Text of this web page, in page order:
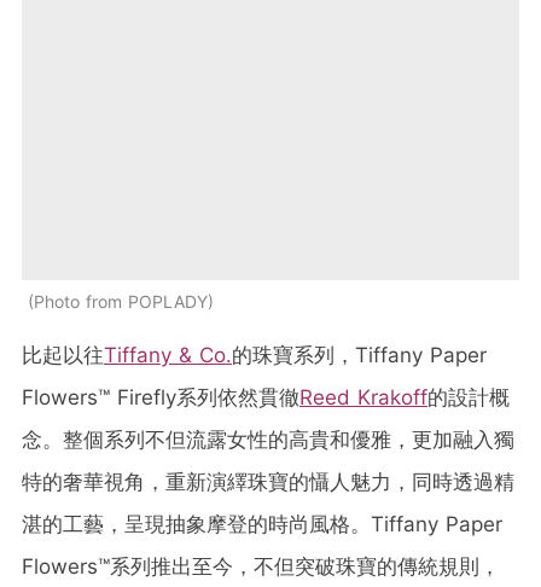
Photo from POPLADY
比起以往Tiffany & Co.的珠寶系列，Tiffany Paper
Flowers™ Firefly系列依然貫徹Reed Krakoff的設計概
念。整個系列不但流露女性的高貴和優雅，更加融入獨
特的奢華視角，重新演繹珠寶的懾人魅力，同時透過精
湛的工藝，呈現抽象摩登的時尚風格。Tiffany Paper
Flowers™系列推出至今，不但突破珠寶的傳統規則，